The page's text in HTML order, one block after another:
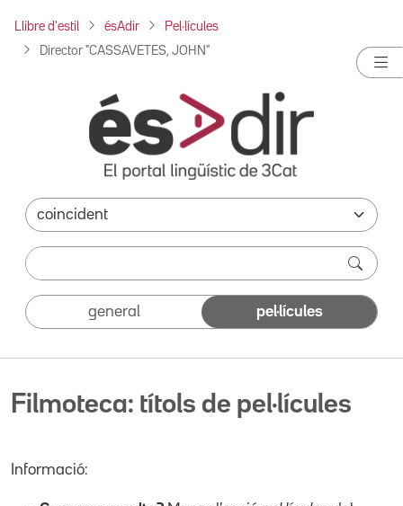
Llibre d'estil ésAdir Pel·lícules
Director "CASSAVETES, JOHN"
general pel·lícules
Filmoteca: títols de pel·lícules
Informació: